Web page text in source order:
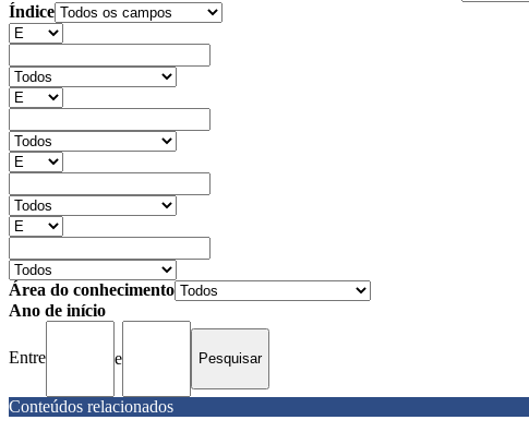
Índice
Área do conhecimento
Ano de início
Entre e
Conteúdos relacionados